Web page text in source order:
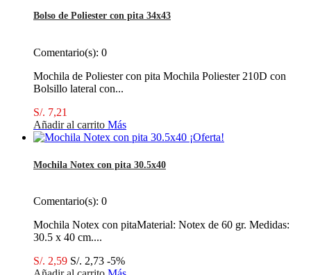
Bolso de Poliester con pita 34x43
Comentario(s): 0
Mochila de Poliester con pita Mochila Poliester 210D con
Bolsillo lateral con...
S/. 7,21
Añadir al carrito Más
¡Oferta!
Mochila Notex con pita 30.5x40
Comentario(s): 0
Mochila Notex con pitaMaterial: Notex de 60 gr. Medidas:
30.5 x 40 cm....
S/. 2,59 S/. 2,73 -5%